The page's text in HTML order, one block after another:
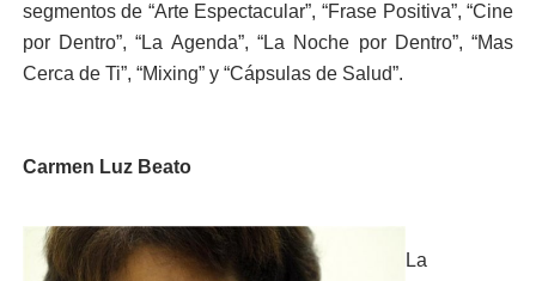
segmentos de “Arte Espectacular”, “Frase Positiva”, “Cine
por Dentro”, “La Agenda”, “La Noche por Dentro”, “Mas
Cerca de Ti”, “Mixing” y “Cápsulas de Salud”.
Carmen Luz Beato
La